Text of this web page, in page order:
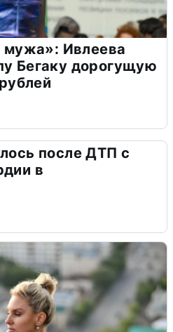
мужа»: Ивлеева
Бегаку дорогущую
после ДТП с
в